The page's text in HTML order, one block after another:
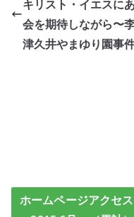
キリスト・イエスに
会を期待しながら〜
津久井やまゆり園事
ホームページアクセ